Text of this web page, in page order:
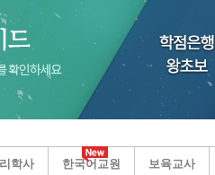
학사 한국어교원 보육교사